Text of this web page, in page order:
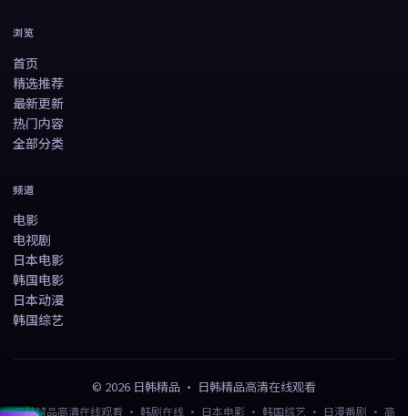
浏览
首页
精选推荐
最新更新
热门内容
全部分类
频道
电影
电视剧
日本电影
韩国电影
日本动漫
韩国综艺
© 2026 日韩精品 · 日韩精品高清在线观看
日韩精品高清在线观看 · 韩剧在线 · 日本电影 · 韩国综艺 · 日漫番剧 · 高